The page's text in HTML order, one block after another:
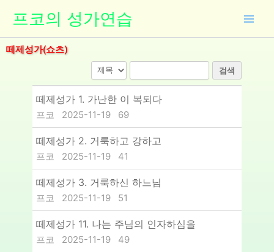
츠
로
프코의 성가연습
떼제성가(쇼츠)
검색
떼제성가 1. 가난한 이 복되다
프코 2025-11-19 69
떼제성가 2. 거룩하고 강하고
프코 2025-11-19 41
떼제성가 3. 거룩하신 하느님
프코 2025-11-19 51
떼제성가 11. 나는 주님의 인자하심을
프코 2025-11-19 49